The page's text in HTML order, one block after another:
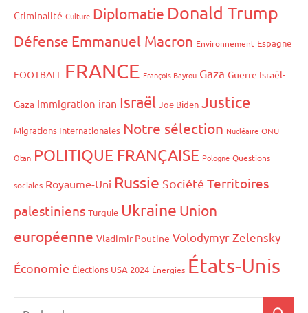
Criminalité Culture Diplomatie Donald Trump
Défense Emmanuel Macron Environnement Espagne
FOOTBALL FRANCE François Bayrou Gaza Guerre Israël-
Gaza Immigration iran Israël Joe Biden Justice
Migrations Internationales Notre sélection Nucléaire ONU
Otan POLITIQUE FRANÇAISE Pologne Questions
sociales Royaume-Uni Russie Société Territoires
palestiniens Turquie Ukraine Union
européenne Vladimir Poutine Volodymyr Zelensky
Économie Élections USA 2024 Énergies États-Unis